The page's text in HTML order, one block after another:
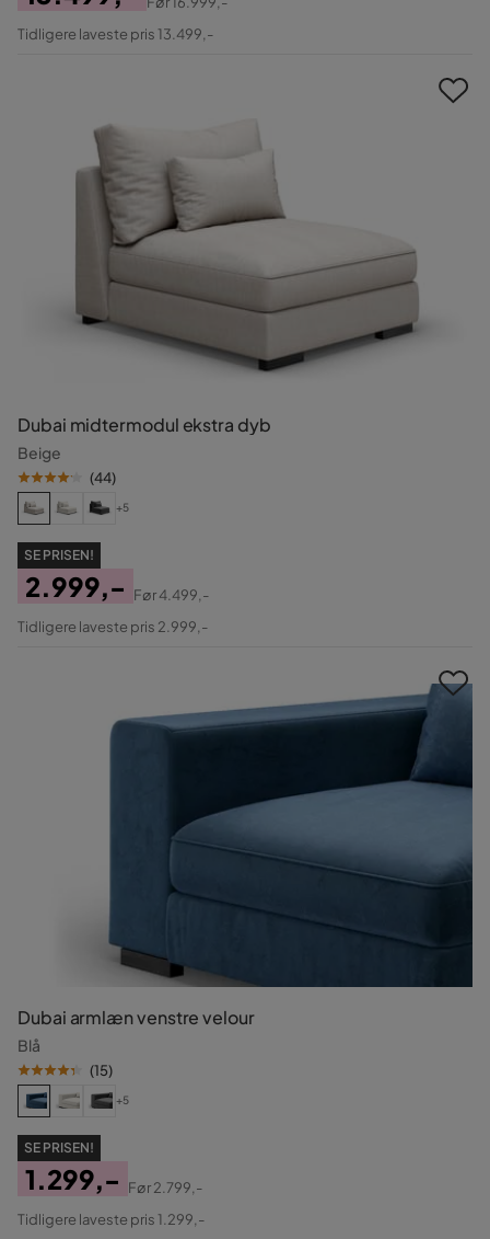
Pris
Original
Tidligere laveste pris 13.499,-
Dubai midtermodul ekstra dyb
Beige
(44)
+5
SE PRISEN!
Pris
2.999,-
Original
Før4.499,-
Tidligere laveste pris 2.999,-
Dubai armlæn venstre velour
Blå
(15)
+5
SE PRISEN!
Pris
1.299,-
Original
Før2.799,-
Tidligere laveste pris 1.299,-